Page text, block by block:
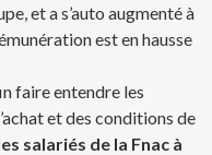
et a s’auto augmenté à
est en hausse
faire entendre les
et des conditions de
salariés de la Fnac à